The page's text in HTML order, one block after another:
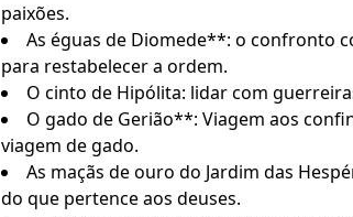
paixões.
As éguas de Diomede**: o confronto
para restabelecer a ordem.
O cinto de Hipólita: lidar com
O gado de Gerião**: Viagem aos
viagem de gado.
As maçãs de ouro do Jardim das
do que pertence aos deuses.